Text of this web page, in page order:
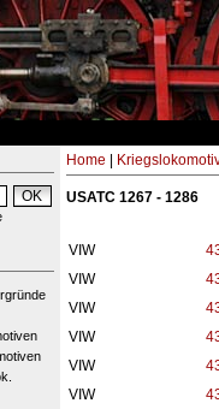
Home
USATC 1267 - 1286
VIW
VIW
VIW
VIW
VIW
VIW